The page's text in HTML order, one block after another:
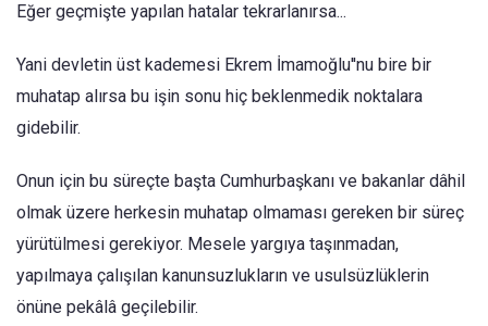
Eğer geçmişte yapılan hatalar tekrarlanırsa...
Yani devletin üst kademesi Ekrem İmamoğlu''nu bire bir
muhatap alırsa bu işin sonu hiç beklenmedik noktalara
gidebilir.
Onun için bu süreçte başta Cumhurbaşkanı ve bakanlar dâhil
olmak üzere herkesin muhatap olmaması gereken bir süreç
yürütülmesi gerekiyor. Mesele yargıya taşınmadan,
yapılmaya çalışılan kanunsuzlukların ve usulsüzlüklerin
önüne pekâlâ geçilebilir.